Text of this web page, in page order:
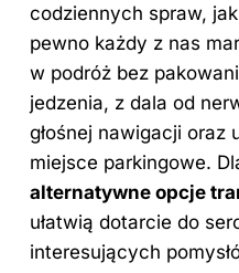
codziennych spraw,
pewno każdy z nas
w podróż bez
jedzenia, z dala od
głośnej nawigacji oraz
miejsce parkingowe.
alternatywne opcje
ułatwią dotarcie do
interesujących